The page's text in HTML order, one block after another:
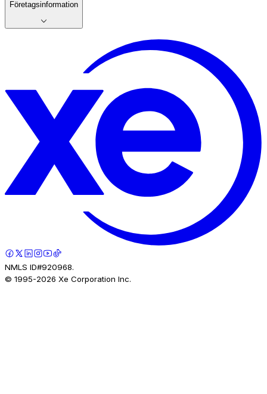
Företagsinformation
NMLS ID#920968.
© 1995-2026 Xe Corporation Inc.